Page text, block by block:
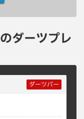
のダーツプレ
ダーツバー